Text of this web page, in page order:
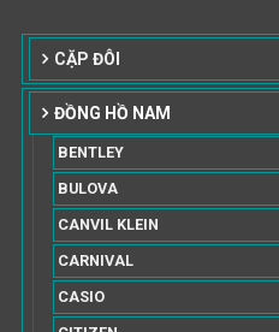
CẶP ĐÔI
ĐỒNG HỒ NAM
BENTLEY
BULOVA
CANVIL KLEIN
CARNIVAL
CASIO